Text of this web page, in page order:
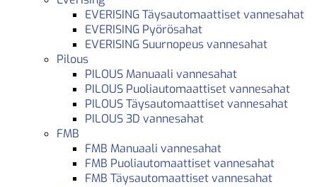
EVERISING Täysautomaattiset vannesahat
EVERISING Pyörösahat
EVERISING Suurnopeus vannesahat
Pilous
PILOUS Manuaali vannesahat
PILOUS Puoliautomaattiset vannesahat
PILOUS Täysautomaattiset vannesahat
PILOUS 3D vannesahat
FMB
FMB Manuaali vannesahat
FMB Puoliautomaattiset vannesahat
FMB Täysautomaattiset vannesahat